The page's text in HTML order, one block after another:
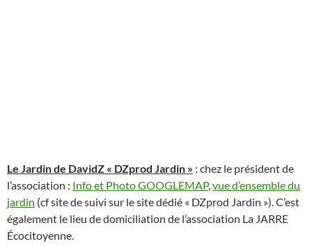
Le Jardin de DavidZ « DZprod Jardin » : chez le président de
l’association : Info et Photo GOOGLEMAP,vue d’ensemble du
jardin (cf site de suivi sur le site dédié « DZprod Jardin »). C’est
également le lieu de domiciliation de l’association La JARRE
Écocitoyenne.